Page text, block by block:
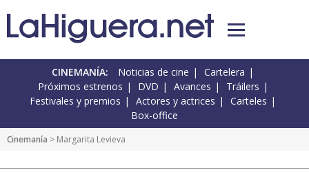
CINEMANÍA: Noticias de cine
Cartelera
Próximos estrenos
DVD Avances
Tráilers
Festivales y premios
Actores y actrices
Carteles
Box-office
Cinemanía > Margarita Levieva